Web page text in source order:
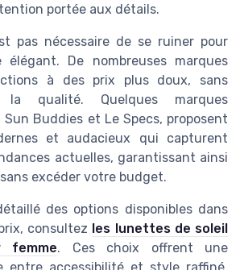
portée aux détails.
pas nécessaire de se ruiner pour
De nombreuses marques
à des prix plus doux, sans
la qualité. Quelques marques
Buddies et Le Specs, proposent
et audacieux qui capturent
actuelles, garantissant ainsi
excéder votre budget.
des options disponibles dans
consultez les lunettes de soleil
femme. Ces choix offrent une